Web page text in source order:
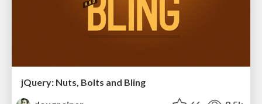
jQuery: Nuts, Bolts and Bling